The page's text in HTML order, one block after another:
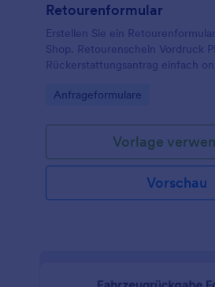
Retourenformular
Erstellen Sie ein
Shop. Retourenschein Vordruck
Rückerstattungsantrag einfach
Go to Category:
Anfrageformulare
Vorlage
Vorschau